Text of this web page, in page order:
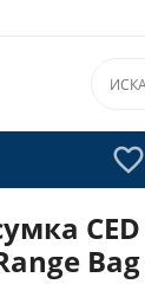

CED
Bag